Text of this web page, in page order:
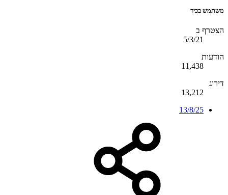
משתמש בכיר
הצטרף ב
5/3/21
הודעות
11,438
דירוג
13,212
13/8/25